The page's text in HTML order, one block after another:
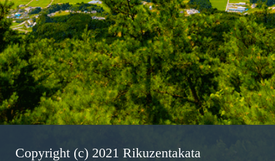
Copyright (c) 2021 Rikuzentakata